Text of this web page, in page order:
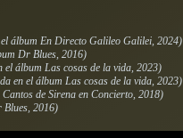
el álbumEn Directo Galileo Galilei, 2024)
Dr Blues, 2016)
el álbumLas cosas de la vida, 2023)
en el álbumLas cosas de la vida, 2023)
Cantos de Sirena en Concierto, 2018)
Blues, 2016)